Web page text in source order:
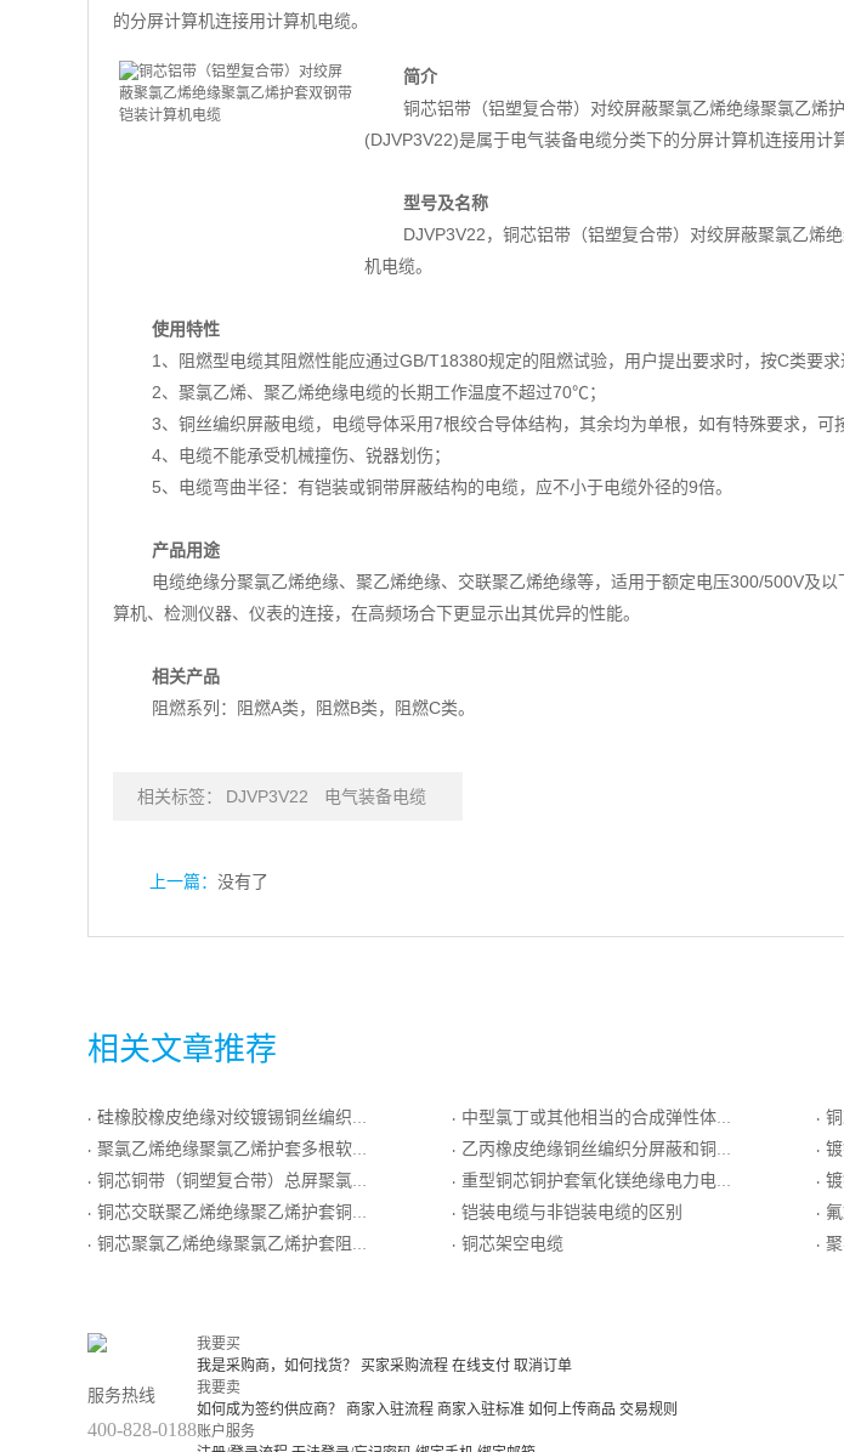
的分屏计算机连接用计算机电缆。
简介
铜芯铝带（铝塑复合带）对绞屏蔽聚氯乙烯绝缘聚氯乙烯
(DJVP3V22)是属于电气装备电缆分类下的分屏计算机连接用计
型号及名称
DJVP3V22，铜芯铝带（铝塑复合带）对绞屏蔽聚氯乙烯
机电缆。
使用特性
1、阻燃型电缆其阻燃性能应通过GB/T18380规定的阻燃试验，用户提出要求时，按C类要求
2、聚氯乙烯、聚乙烯绝缘电缆的长期工作温度不超过70℃；
3、铜丝编织屏蔽电缆，电缆导体采用7根绞合导体结构，其余均为单根，如有特殊要求，可
4、电缆不能承受机械撞伤、锐器划伤；
5、电缆弯曲半径：有铠装或铜带屏蔽结构的电缆，应不小于电缆外径的9倍。
产品用途
电缆绝缘分聚氯乙烯绝缘、聚乙烯绝缘、交联聚乙烯绝缘等，适用于额定电压300/500V及
算机、检测仪器、仪表的连接，在高频场合下更显示出其优异的性能。
相关产品
阻燃系列：阻燃A类，阻燃B类，阻燃C类。
相关标签： DJVP3V22 电气装备电缆
上一篇： 没有了
相关文章推荐
· 硅橡胶橡皮绝缘对绞镀锡铜丝编织分屏蔽硅橡胶橡皮护套耐热用普通级K分度热电偶用补偿电缆
· 聚氯乙烯绝缘聚氯乙烯护套多根软导体软电线
· 铜芯铜带（铜塑复合带）总屏聚氯乙烯绝缘聚氯乙烯护套计算机电缆
· 铜芯交联聚乙烯绝缘聚乙烯护套铜丝屏蔽控制电缆
· 铜芯聚氯乙烯绝缘聚氯乙烯护套阻燃矿用铠装控制电缆
· 中型氯丁或其他相当的合成弹性体橡套软线
· 乙丙橡皮绝缘铜丝编织分屏蔽和铜丝编织总屏蔽氯化聚乙烯橡皮护套一般用精密级K分度热电偶用延长型补偿电缆
· 重型铜芯铜护套氧化镁绝缘电力电缆
· 铠装电缆与非铠装电缆的区别
· 铜芯架空电缆
· 铜
· 镀
· 镀
· 氟
· 聚
服务热线
400-828-0188
我要买
我是采购商，如何找货？
买家采购流程 在线支付 取消订单
我要卖
如何成为签约供应商？
商家入驻流程 商家入驻标准 如何上传商品 交易规则
账户服务